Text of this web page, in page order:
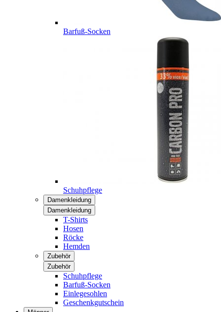
Barfuß-Socken
Schuhpflege
Damenkleidung
Damenkleidung
T-Shirts
Hosen
Röcke
Hemden
Zubehör
Zubehör
Schuhpflege
Barfuß-Socken
Einlegesohlen
Geschenkgutschein